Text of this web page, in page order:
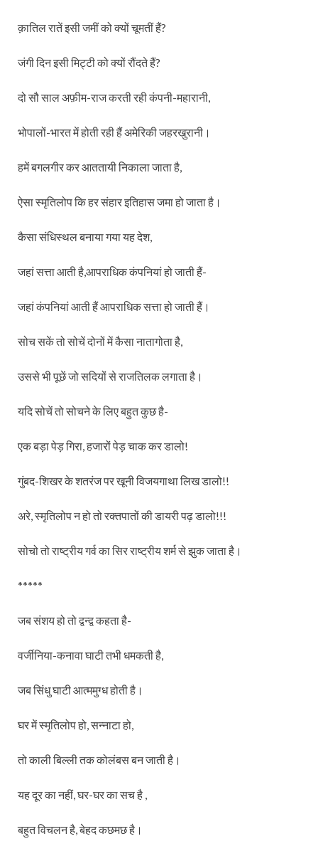
क़ातिल रातें इसी जमीं को क्यों चूमतीं हैं?
जंगी दिन इसी मिट्टी को क्यों रौंदते हैं?
दो सौ साल अफ़ीम-राज करती रही कंपनी-महारानी,
भोपालों-भारत में होती रही हैं अमेरिकी जहरखुरानी।
हमें बगलगीर कर आततायी निकाला जाता है,
ऐसा स्मृतिलोप कि हर संहार इतिहास जमा हो जाता है।
कैसा संधिस्थल बनाया गया यह देश,
जहां सत्ता आती है,आपराधिक कंपनियां हो जाती हैं-
जहां कंपनियां आती हैं आपराधिक सत्ता हो जाती हैं।
सोच सकें तो सोचें दोनों में कैसा नातागोता है,
उससे भी पूछें जो सदियों से राजतिलक लगाता है।
यदि सोचें तो सोचने के लिए बहुत कुछ है-
एक बड़ा पेड़ गिरा, हजारों पेड़ चाक कर डालो!
गुंबद-शिखर के शतरंज पर खूनी विजयगाथा लिख डालो!!
अरे, स्मृतिलोप न हो तो रक्तपातों की डायरी पढ़ डालो!!!
सोचो तो राष्ट्रीय गर्व का सिर राष्ट्रीय शर्म से झुक जाता है।
*****
जब संशय हो तो द्वन्द्व कहता है-
वर्जीनिया-कनावा घाटी तभी धमकती है,
जब सिंधु घाटी आत्ममुग्ध होती है।
घर में स्मृतिलोप हो, सन्नाटा हो,
तो काली बिल्ली तक कोलंबस बन जाती है।
यह दूर का नहीं, घर-घर का सच है ,
बहुत विचलन है, बेहद कछमछ है।